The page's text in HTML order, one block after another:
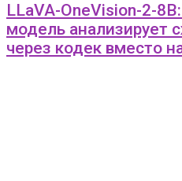
LLaVA-OneVision-2-
модель анализирует
через кодек вместо